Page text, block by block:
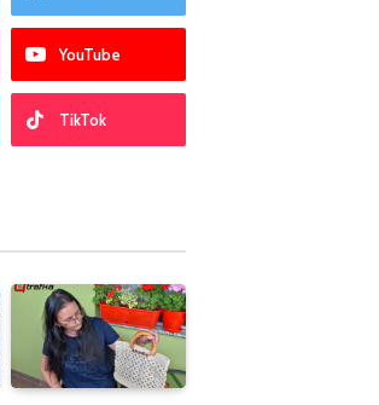
YouTube
TikTok